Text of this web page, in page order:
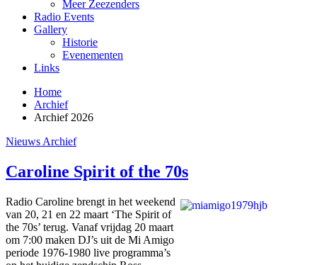
Meer Zeezenders
Radio Events
Gallery
Historie
Evenementen
Links
Home
Archief
Archief 2026
Nieuws Archief
Caroline Spirit of the 70s
Radio Caroline brengt in het weekend
van 20, 21 en 22 maart ‘The Spirit of
the 70s’ terug. Vanaf vrijdag 20 maart
om 7:00 maken DJ’s uit de Mi Amigo
periode 1976-1980 live programma’s